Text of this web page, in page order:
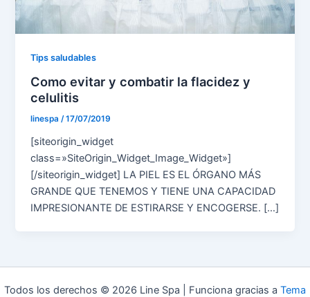
Tips saludables
Como evitar y combatir la flacidez y
celulitis
linespa /17/07/2019
[siteorigin_widget
class=»SiteOrigin_Widget_Image_Widget»]
[/siteorigin_widget] LA PIEL ES EL ÓRGANO MÁS
GRANDE QUE TENEMOS Y TIENE UNA CAPACIDAD
IMPRESIONANTE DE ESTIRARSE Y ENCOGERSE. […]
Todos los derechos © 2026 Line Spa | Funciona gracias a Tema